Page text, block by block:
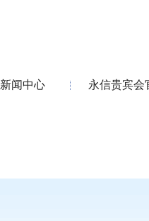
新闻中心 永信贵宾会